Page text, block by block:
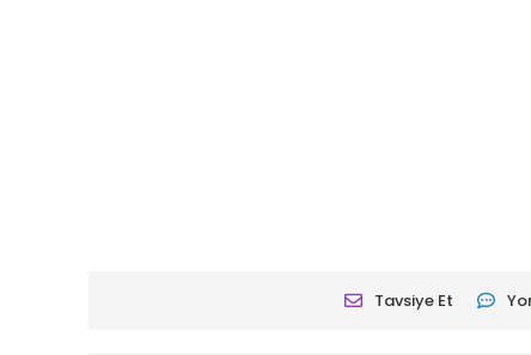
Tavsiye Et